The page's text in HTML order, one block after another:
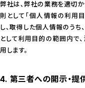
弊社は、弊社の業務を適切
則として「個人情報の利用
し、取得した個人情報のう
として利用目的の範囲内で
用します。
4. 第三者への開示・提